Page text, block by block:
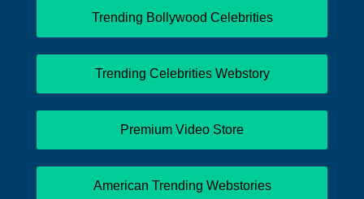
Trending Bollywood Celebrities
Trending Celebrities Webstory
Premium Video Store
American Trending Webstories